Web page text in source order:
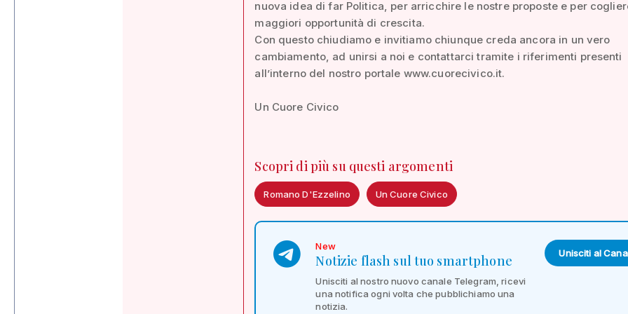
nuova idea di far Politica, per arricchire le nostre proposte e per
maggiori opportunità di crescita.
Con questo chiudiamo e invitiamo chiunque creda ancora in un vero
cambiamento, ad unirsi a noi e contattarci tramite i riferimenti presenti
all’interno del nostro portale www.cuorecivico.it.
Un Cuore Civico
Scopri di più su questi argomenti
Romano D'Ezzelino Un Cuore Civico
New
Notizie flash sul tuo smartphone
Unisciti al nostro nuovo canale Telegram, ricevi
una notifica ogni volta che pubblichiamo una
notizia.
Unisciti al